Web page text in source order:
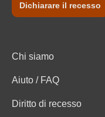
Dichiarare il recesso
Chi siamo
Aiuto / FAQ
Diritto di recesso